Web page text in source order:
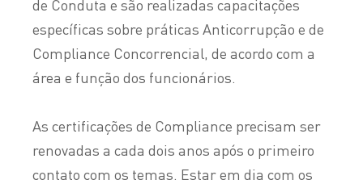
de Conduta e são realizadas capacitações
específicas sobre práticas Anticorrupção e de
Compliance Concorrencial, de acordo com a
área e função dos funcionários.
As certificações de Compliance precisam ser
renovadas a cada dois anos após o primeiro
contato com os temas. Estar em dia com os